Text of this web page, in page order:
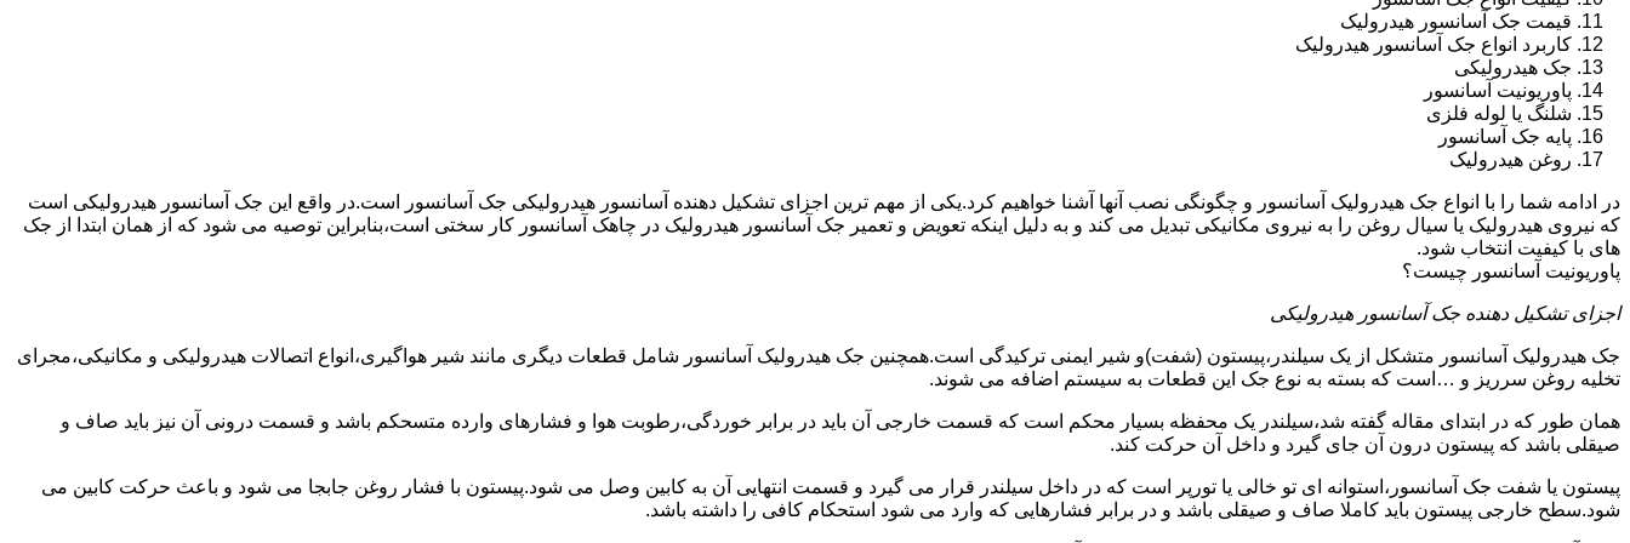
قیمت جک آسانسور هیدرولیک
کاربرد انواع جک آسانسور هیدرولیک
جک هیدرولیکی
پاوریونیت آسانسور
شلنگ یا لوله فلزی
پایه جک آسانسور
روغن هیدرولیک
در ادامه شما را با انواع جک هیدرولیک آسانسور و چگونگی نصب آنها آشنا خواهیم کرد.یکی از مهم ترین اجزای تشکیل دهنده آسانسور هیدرولیکی جک آسانسور است.در واقع این جک آسانسور هیدرولیکی است
که نیروی هیدرولیک یا سیال روغن را به نیروی مکانیکی تبدیل می کند و به دلیل اینکه تعویض و تعمیر جک آسانسور هیدرولیک در چاهک آسانسور کار سختی است،بنابراین توصیه می شود که از همان ابتدا از جک
های با کیفیت انتخاب شود.
پاوریونیت آسانسور چیست؟
اجزای تشکیل دهنده جک آسانسور هیدرولیکی
جک هیدرولیک آسانسور متشکل از یک سیلندر،پیستون (شفت)و شیر ایمنی ترکیدگی است.همچنین جک هیدرولیک آسانسور شامل قطعات دیگری مانند شیر هواگیری،انواع اتصالات هیدرولیکی و مکانیکی،مجرای
تخلیه روغن سرریز و …است که بسته به نوع جک این قطعات به سیستم اضافه می شوند.
همان طور که در ابتدای مقاله گفته شد،سیلندر یک محفظه بسیار محکم است که قسمت خارجی آن باید در برابر خوردگی،رطوبت هوا و فشارهای وارده متسحکم باشد و قسمت درونی آن نیز باید صاف و
صیقلی باشد که پیستون درون آن جای گیرد و داخل آن حرکت کند.
پیستون یا شفت جک آسانسور،استوانه ای تو خالی یا تورپر است که در داخل سیلندر قرار می گیرد و قسمت انتهایی آن به کابین وصل می شود.پیستون با فشار روغن جابجا می شود و باعث حرکت کابین می
شود.سطح خارجی پیستون باید کاملا صاف و صیقلی باشد و در برابر فشارهایی که وارد می شود استحکام کافی را داشته باشد.